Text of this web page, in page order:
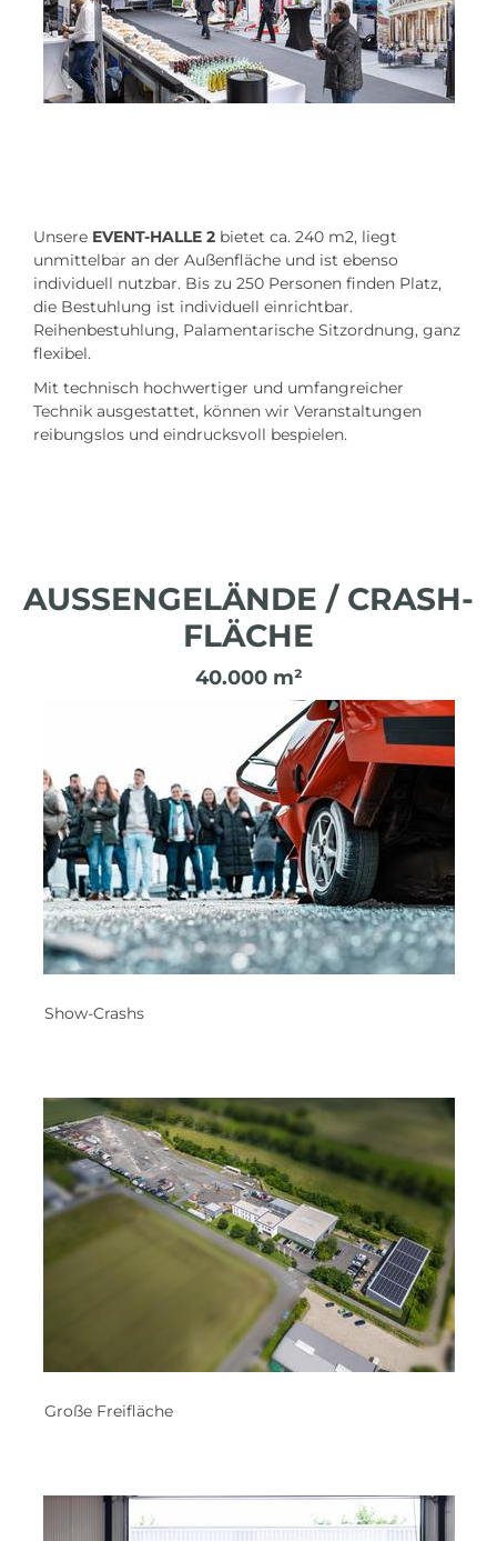
Unsere EVENT-HALLE 2 bietet ca. 240 m2, liegt
unmittelbar an der Außenfläche und ist ebenso
individuell nutzbar. Bis zu 250 Personen finden Platz,
die Bestuhlung ist individuell einrichtbar.
Reihenbestuhlung, Palamentarische Sitzordnung, ganz
flexibel.
Mit technisch hochwertiger und umfangreicher
Technik ausgestattet, können wir Veranstaltungen
reibungslos und eindrucksvoll bespielen.
AUSSENGELÄNDE / CRASH-
FLÄCHE
40.000 m²
Show-Crashs
Große Freifläche